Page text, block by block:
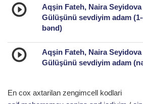
Aqşin Fateh, Naira Seyidova
Gülüşünü sevdiyim adam
bənd)
Aqşin Fateh, Naira Seyidova
Gülüşünü sevdiyim adam
En cox axtarilan zengimcell kodlari